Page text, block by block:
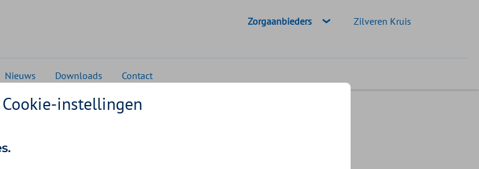
Geselecteerde doelgroep:
Zorgaanbieders Zilveren Kruis
Nieuws Downloads Contact
Wlz 2025
Cookie-instellingen